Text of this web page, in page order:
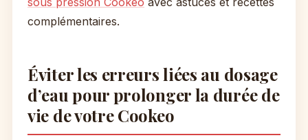
complémentaires.
Éviter les erreurs liées au dosage
d’eau pour prolonger la durée de
vie de votre Cookeo